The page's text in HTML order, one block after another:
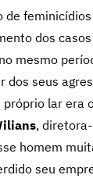
de
dos
mesmo
dos seus
lar era
,
homem
seu